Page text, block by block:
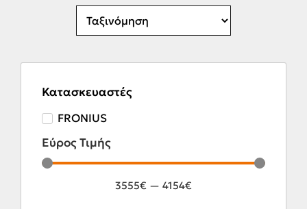
Κατασκευαστές
FRONIUS
Εύρος Τιμής
3555€ — 4154€